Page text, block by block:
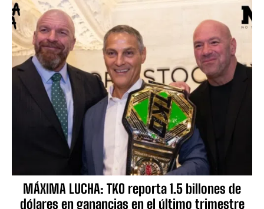
MÁXIMA LUCHA: TKO reporta 1.5 billones de
dólares en ganancias en el último trimestre